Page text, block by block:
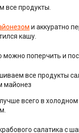
все продукты.
и аккуратно
кашу.
можно поперчить и
всего в